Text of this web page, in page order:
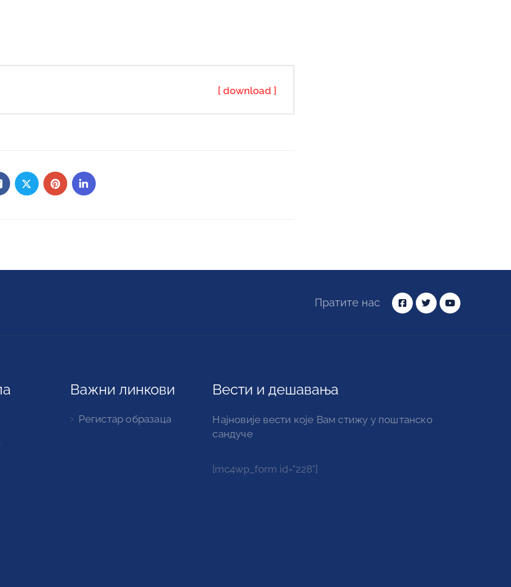
[ download ]
Пратите нас
Важни линкови
Регистар образаца
Вести и дешавања
Најновије вести које Вам стижу у поштанско
сандуче
[mc4wp_form id="228"]